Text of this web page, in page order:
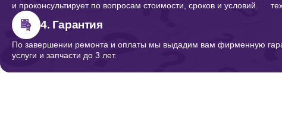
и проконсультирует по вопросам стоимости, сроков и условий.
4. Гарантия
По завершении ремонта и оплаты мы выдадим вам фирменную
услуги и запчасти до 3 лет.